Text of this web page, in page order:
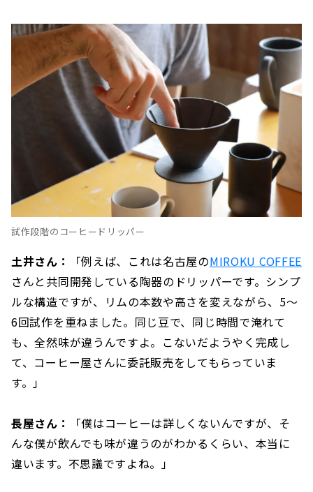
試作段階のコーヒードリッパー
土井さん： 「例えば、これは名古屋のMIROKU COFFEE
さんと共同開発している陶器のドリッパーです。シンプ
ルな構造ですが、リムの本数や高さを変えながら、5〜
6回試作を重ねました。同じ豆で、同じ時間で淹れて
も、全然味が違うんですよ。こないだようやく完成し
て、コーヒー屋さんに委託販売をしてもらっていま
す。」
長屋さん：
「僕はコーヒーは詳しくないんですが、そ
んな僕が飲んでも味が違うのがわかるくらい、本当に
違います。不思議ですよね。」